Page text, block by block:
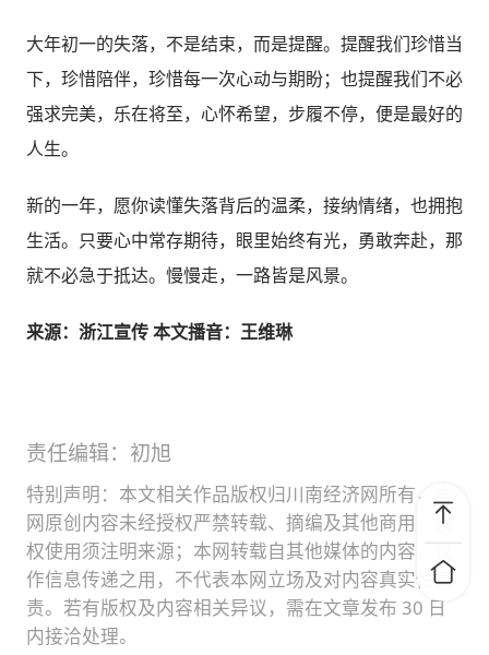
大年初一的失落，不是结束，而是提醒。提醒我们珍惜当
下，珍惜陪伴，珍惜每一次心动与期盼；也提醒我们不必
强求完美，乐在将至，心怀希望，步履不停，便是最好的
人生。
新的一年，愿你读懂失落背后的温柔，接纳情绪，也拥抱
生活。只要心中常存期待，眼里始终有光，勇敢奔赴，那
就不必急于抵达。慢慢走，一路皆是风景。
来源：浙江宣传 本文播音：王维琳
责任编辑：初旭
特别声明：本文相关作品版权归川南经济网所有，本
网原创内容未经授权严禁转载、摘编及其他商用，授
权使用须注明来源；本网转载自其他媒体的内容，仅
作信息传递之用，不代表本网立场及对内容真实性负
责。若有版权及内容相关异议，需在文章发布 30 日
内接洽处理。